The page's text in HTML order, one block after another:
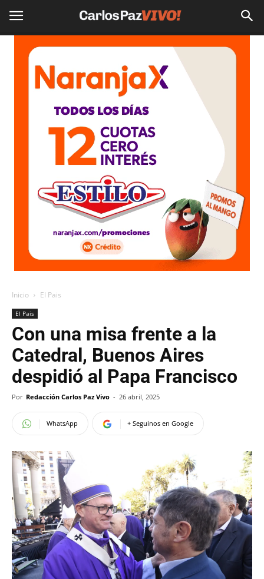
Inicio El Pais
El Pais
Con una misa frente a la
Catedral, Buenos Aires
despidió al Papa Francisco
Por Redacción Carlos Paz Vivo - 26 abril, 2025
WhatsApp + Seguinos en Google